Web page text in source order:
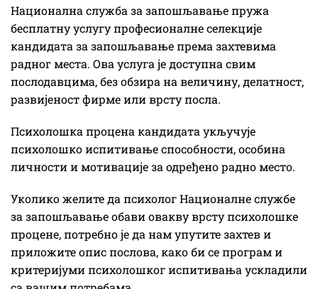
Национална служба за запошљавање пружа
бесплатну услугу професионалне селекције
кандидата за запошљавање према захтевима
радног места. Ова услуга је доступна свим
послодавцима, без обзира на величину, делатност,
развијеност фирме или врсту посла.
Психолошка процена кандидата укључује
психолошко испитивање способности, особина
личности и мотивације за одређено радно место.
Уколико желите да психолог Националне службе
за запошљавање обави овакву врсту психолошке
процене, потребно је да нам упутите захтев и
приложите опис послова, како би се програм и
критеријуми психолошког испитивања ускладили